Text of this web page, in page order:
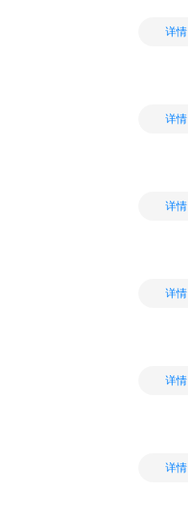
详情
详情
详情
详情
详情
详情